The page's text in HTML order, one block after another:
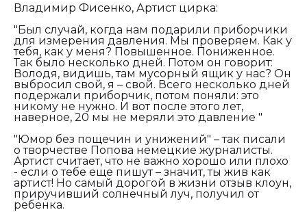
Владимир Фисенко, Артист цирка:
"Был случай, когда нам подарили приборчики
для измерения давления. Мы проверяем. Как у
тебя, как у меня? Повышенное. Пониженное.
Так было несколько дней. Потом он говорит:
Володя, видишь, там мусорный ящик у нас? Он
выбросил свой, я – свой. Всего несколько дней
подержали приборчик, потом поняли: это
никому не нужно. И вот после этого лет,
наверное, 20 мы не меряли это давление "
"Юмор без пощечин и унижений" – так писали
о творчестве Попова немецкие журналисты.
Артист считает, что не важно хорошо или плохо
- если о тебе еще пишут – значит, ты жив как
артист! Но самый дорогой в жизни отзыв клоун,
приручивший солнечный луч, получил от
ребенка.